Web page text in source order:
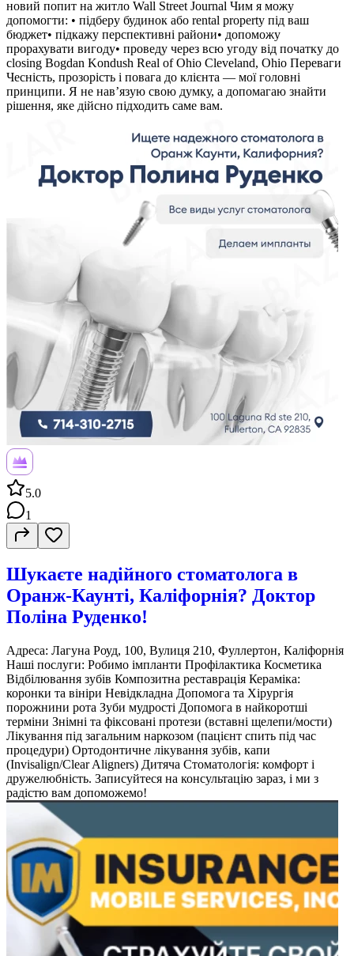
новий попит на житло Wall Street Journal Чим я можу
допомогти: • підберу будинок або rental property під ваш
бюджет• підкажу перспективні райони• допоможу
прорахувати вигоду• проведу через всю угоду від початку до
closing Bogdan Kondush Real of Ohio Cleveland, Ohio Переваги
Чесність, прозорість і повага до клієнта — мої головні
принципи. Я не нав’язую свою думку, а допомагаю знайти
рішення, яке дійсно підходить саме вам.
5.0
1
Шукаєте надійного стоматолога в
Оранж-Каунті, Каліфорнія? Доктор
Поліна Руденко!
Адреса: Лагуна Роуд, 100, Вулиця 210, Фуллертон, Каліфорнія
Наші послуги: Робимо імпланти Профілактика Косметика
Відбілювання зубів Композитна реставрація Кераміка:
коронки та вініри Невідкладна Допомога та Хірургія
порожнини рота Зуби мудрості Допомога в найкоротші
терміни Знімні та фіксовані протези (вставні щелепи/мости)
Лікування під загальним наркозом (пацієнт спить під час
процедури) Ортодонтичне лікування зубів, капи
(Invisalign/Clear Aligners) Дитяча Стоматологія: комфорт і
дружелюбність. Записуйтеся на консультацію зараз, і ми з
радістю вам допоможемо!